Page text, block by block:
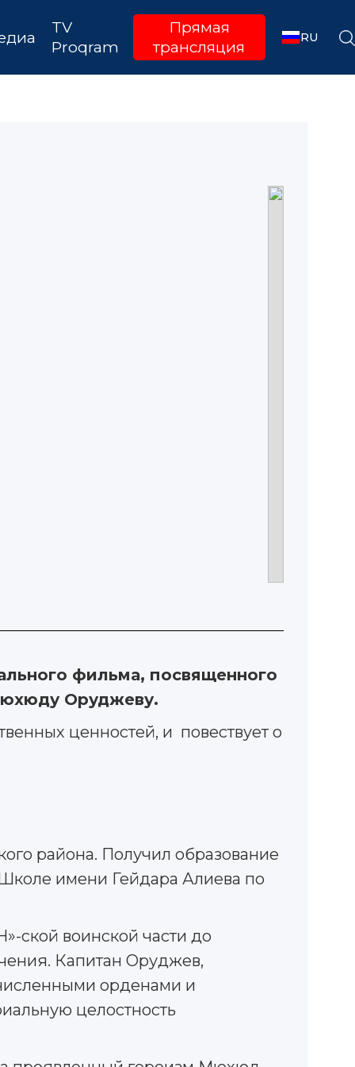
TV
Proqram
Прямая
трансляция
RU
фильма, посвященного
Оруджеву.
ценностей, и повествует о
района. Получил образование
имени Гейдара Алиева по
ской воинской части до
Капитан Оруджев,
орденами и
целостность